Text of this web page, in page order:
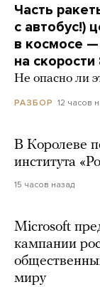
Часть
с автобус!)
в космосе —
на
Не опасно ли
РАЗБОР 12 часов
В Королеве
института
15 часов назад
Microsoft
кампании
миру